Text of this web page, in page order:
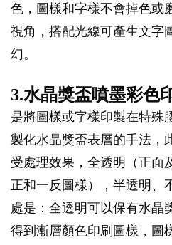
色，圖樣和字樣不會掉色或
視角，搭配光線可產生文字
幻。
3.水晶獎盃噴墨彩色
是將圖樣或字樣印製在特殊
製化水晶獎盃表層的手法，
受處理效果，全透明（正面
正和一反圖樣），半透明、
處是：全透明可以保有水晶
得到漸層顏色印刷圖樣，圖